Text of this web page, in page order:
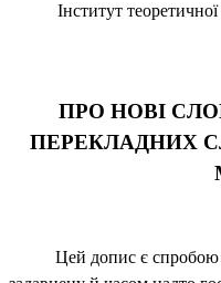
Інститут
ПРО НОВІ
ПЕРЕКЛАДНИХ
Цей допис є спробою